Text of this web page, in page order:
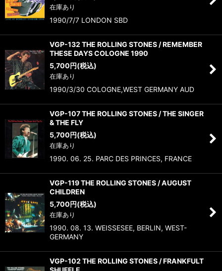
絞り込む
在庫あり
1990/7/7 LONDON SBD
VGP-132 THE ROLLING STONES / REMEMBER
THESE DAYS COLOGNE 1990
5,700円(税込)
在庫あり
1990/3/30 COLOGNE,WEST GERMANY AUD
VGP-107 THE ROLLING STONES / THE SINGER
& THE FLY
5,700円(税込)
在庫あり
1990. 06. 25. PARC DES PRINCES, FRANCE
VGP-119 THE ROLLING STONES / AUGUST
CHILDREN
5,700円(税込)
在庫あり
1990. 08. 13. WEISSESEE, BERLIN, WEST-
GERMANY
VGP-102 THE ROLLING STONES / FRANKFULT